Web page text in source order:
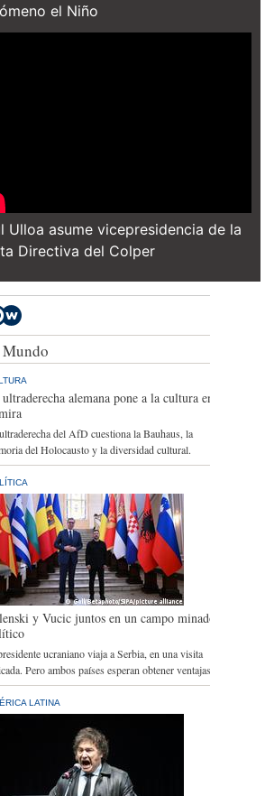
el Niño
Ulloa asume vicepresidencia de la
Directiva del Colper